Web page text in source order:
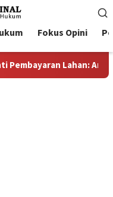
Fokus Opini
Bayang “Makelar